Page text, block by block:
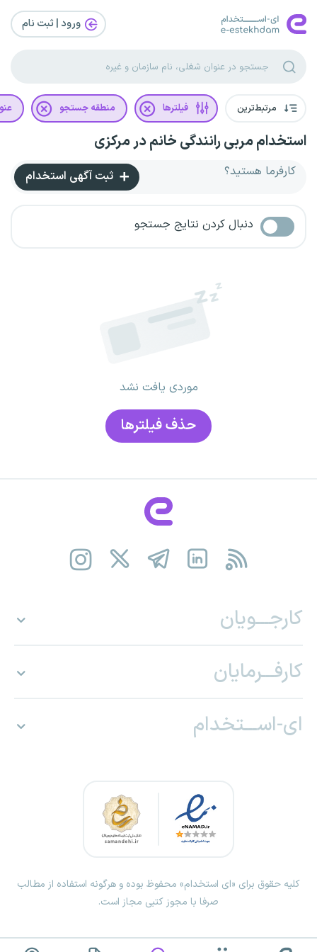
ورود | ثبت‌ نام
مرتبط‌ترین فیلترها منطقه جستجو
استخدام مربی رانندگی خانم در مرکزی
کارفرما هستید؟ ثبت آگهی استخدام
دنبال کردن نتایج جستجو
موردی یافت نشد
حذف فیلتر‌ها
کارجـــویان
کارفـــرمایان
ای-اســـتخدام
کلیه حقوق برای «ای استخدام» محفوظ بوده و هرگونه استفاده از مطالب
صرفا با مجوز کتبی مجاز است.